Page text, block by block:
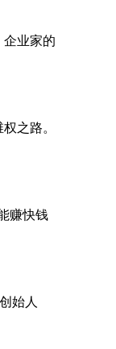
企业家的
之路。
赚快钱
始人